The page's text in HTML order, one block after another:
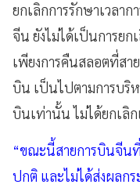
ยกเลิกการรักษาเวลา
จีน ยังไม่ได้เป็นการย
เพียงการคืนสลอตที่สา
บิน เป็นไปตามการบริ
บินเท่านั้น ไม่ได้ยกเลิก
“ขณะนี้สายการบินจีน
ปกติ และไม่ได้ส่งผลก